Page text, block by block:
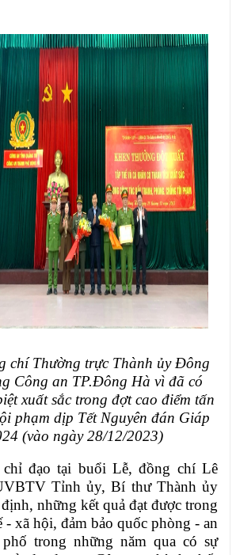
chí Thường trực Thành ủy Đông
Công an TP.Đông Hà vì đã có
xuất sắc trong đợt cao điểm tấn
phạm dịp Tết Nguyên đán Giáp
(vào ngày 28/12/2023)
chỉ đạo tại buổi Lễ, đồng chí Lê
Tỉnh ủy, Bí thư Thành ủy
những kết quả đạt được trong
- xã hội, đảm bảo quốc phòng - an
trong những năm qua có sự